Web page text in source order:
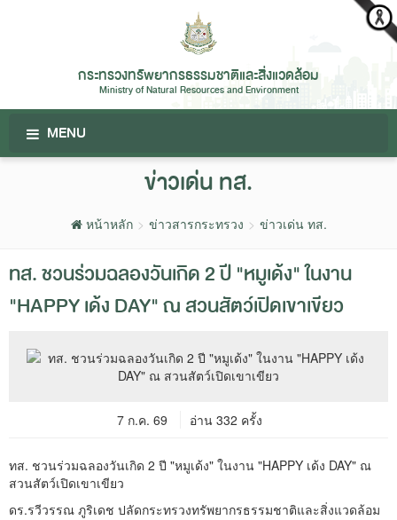
กระทรวงทรัพยากรธรรมชาติและสิ่งแวดล้อม
Ministry of Natural Resources and Environment
MENU
ข่าวเด่น ทส.
หน้าหลัก ข่าวสารกระทรวง ข่าวเด่น ทส.
ทส. ชวนร่วมฉลองวันเกิด 2 ปี "หมูเด้ง" ในงาน
"HAPPY เด้ง DAY" ณ สวนสัตว์เปิดเขาเขียว
7 ก.ค. 69 อ่าน 332 ครั้ง
ทส. ชวนร่วมฉลองวันเกิด 2 ปี "หมูเด้ง" ในงาน "HAPPY เด้ง DAY" ณ
สวนสัตว์เปิดเขาเขียว
ดร.รวีวรรณ ภูริเดช ปลัดกระทรวงทรัพยากรธรรมชาติและสิ่งแวดล้อม